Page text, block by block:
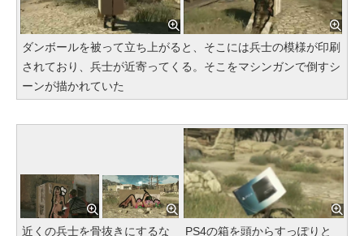
ダンボールを被って立ち上がると、そこには兵士の模様が印刷
されており、兵士が近寄ってくる。そこをマシンガンで倒すシ
ーンが描かれていた
近くの兵士を骨抜きにするな
PS4の箱を頭からすっぽりと